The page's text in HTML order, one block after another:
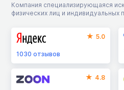
Компания специализирующаяся
физических лиц и индивидуальных
5.0
1030 отзывов
4.8